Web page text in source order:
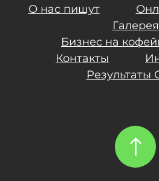
О нас пишут
Галерея
Бизнес на
Контакты
Результаты